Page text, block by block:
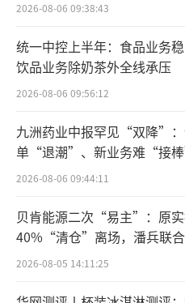
公开数据显示
苹”在零售渠道规模历
有了零食市场成绩作
了“拜唐苹”在多地退
转战院外的不止“
下的瑞舒伐他汀钙曾经
药之一，在中国也占据
而，在第一批集采中
家仿制药企业以低价击
的冲击，阿斯利康选择
年第一季度，“瑞舒
2026-08-06 09:38:43
统一中控上半年：食品业务稳
饮品业务除奶茶外全线承压
2026-08-06 09:56:12
九洲药业中报罕见“双降”
单“退潮”、新业务难“接
难关待闯
2026-08-06 09:44:11
贝肯能源二次“易主”：原
40%“清仓”离场，潘兵联
宏科百世拟入主
2026-08-05 14:11:25